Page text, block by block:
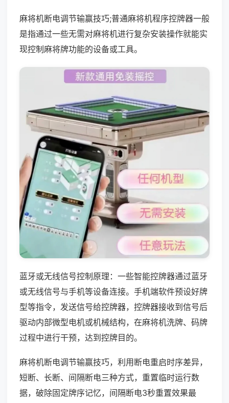
麻将机断电调节输赢技巧;普通麻将机程序控牌器一般
是指通过一些无需对麻将机进行复杂安装操作就能实
现控制麻将牌功能的设备或工具。
蓝牙或无线信号控制原理：一些智能控牌器通过蓝牙
或无线信号与手机等设备连接。手机端软件预设好牌
型等指令，发送信号给控牌器，控牌器接收到信号后
驱动内部微型电机或机械结构，在麻将机洗牌、码牌
过程中进行干预，达到控牌目的。
麻将机断电调节输赢技巧，利用断电重启时序差异，
短断、长断、间隔断电三种方式，重置临时运行数
据，破除固定牌序记忆，间隔断电3秒重置效果最